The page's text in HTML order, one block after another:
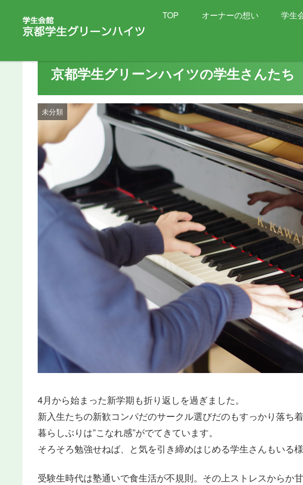
TOP オーナーの想い 学生
2026
京都学生グリーンハイツの学生さんたち
未分類
4月から始まった新学期も折り返しを過ぎました。
新入生たちの新歓コンパだのサークル選びだのもすっかり落ち
暮らしぶりは”こなれ感”がでてきています。
そろそろ勉強せねば、と気を引き締めはじめる学生さんもいる様
受験生時代は塾通いで食生活が不規則。その上ストレスからか